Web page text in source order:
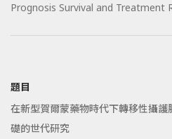
Prognosis Survival and Treatment
題目
在新型賀爾蒙藥物時代下轉移性攝
礎的世代研究